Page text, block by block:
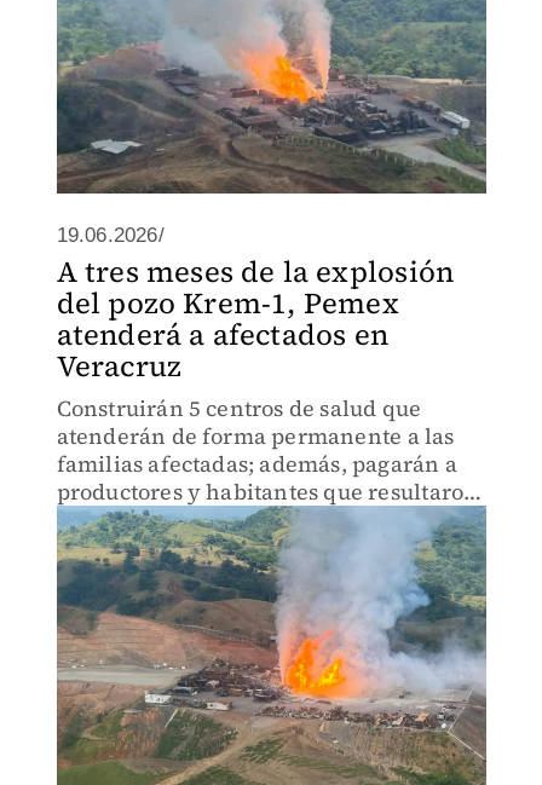
19.06.2026/
A tres meses de la explosión
del pozo Krem-1, Pemex
atenderá a afectados en
Veracruz
Construirán 5 centros de salud que
atenderán de forma permanente a las
familias afectadas; además, pagarán a
productores y habitantes que resultaron
perjudicados por esta contingencia.